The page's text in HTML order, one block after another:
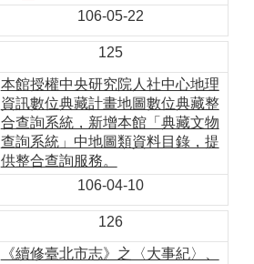
106-05-22
125
本館授權中央研究院人社中心地理
資訊數位典藏計畫地圖數位典藏整
合查詢系統，新增本館「典藏文物
查詢系統」中地圖類資料目錄，提
供整合查詢服務。
106-04-10
126
《續修臺北市志》之〈大事紀〉、